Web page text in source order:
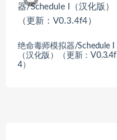
绝命毒师模拟器/Schedule I
（汉化版）（更新：V0.3.4f
4）